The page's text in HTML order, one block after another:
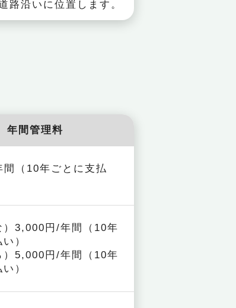
します。
年間管理料
（10年ごとに支払
）3,000円/年間（10年
）
）5,000円/年間（10年
）